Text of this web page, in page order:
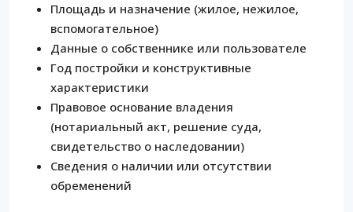
Площадь и назначение (жилое, нежилое,
вспомогательное)
Данные о собственнике или пользователе
Год постройки и конструктивные
характеристики
Правовое основание владения
(нотариальный акт, решение суда,
свидетельство о наследовании)
Сведения о наличии или отсутствии
обременений